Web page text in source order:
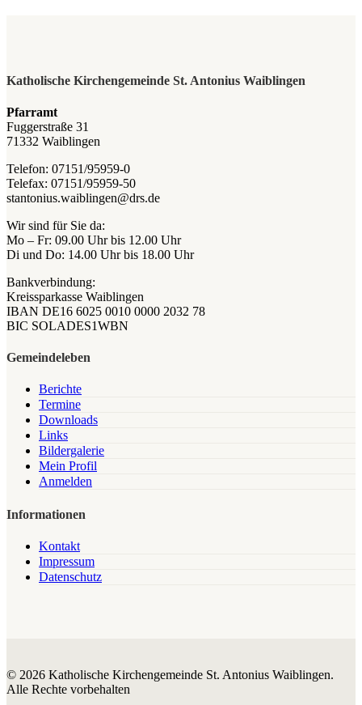
Katholische Kirchengemeinde St. Antonius Waiblingen
Pfarramt
Fuggerstraße 31
71332 Waiblingen
Telefon: 07151/95959-0
Telefax: 07151/95959-50
stantonius.waiblingen@drs.de
Wir sind für Sie da:
Mo – Fr: 09.00 Uhr bis 12.00 Uhr
Di und Do: 14.00 Uhr bis 18.00 Uhr
Bankverbindung:
Kreissparkasse Waiblingen
IBAN DE16 6025 0010 0000 2032 78
BIC SOLADES1WBN
Gemeindeleben
Berichte
Termine
Downloads
Links
Bildergalerie
Mein Profil
Anmelden
Informationen
Kontakt
Impressum
Datenschutz
© 2026 Katholische Kirchengemeinde St. Antonius Waiblingen.
Alle Rechte vorbehalten